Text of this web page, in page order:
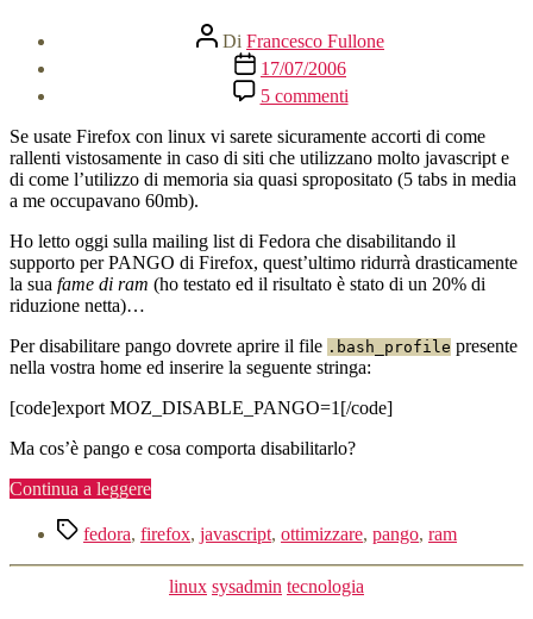
Autore
articolo
Di Francesco Fullone
Data
dell'articolo
17/07/2006
5 commentisu
Ridurre
l’occupazione
di
memoria
Se usate Firefox con linux vi sarete sicuramente accorti di come
rallenti vistosamente in caso di siti che utilizzano molto javascript e
di come l’utilizzo di memoria sia quasi spropositato (5 tabs in media
a me occupavano 60mb).
Ho letto oggi sulla mailing list di Fedora che disabilitando il
supporto per PANGO di Firefox, quest’ultimo ridurrà drasticamente
la sua fame di ram (ho testato ed il risultato è stato di un 20% di
riduzione netta)…
Per disabilitare pango dovrete aprire il file .bash_profile presente
nella vostra home ed inserire la seguente stringa:
[code]export MOZ_DISABLE_PANGO=1[/code]
Ma cos’è pango e cosa comporta disabilitarlo?
Continua a leggere“Ridurre
di
di
Firefox”
Tagfedora, firefox, javascript, ottimizzare, pango, ram
Categorie
linux sysadmin tecnologia